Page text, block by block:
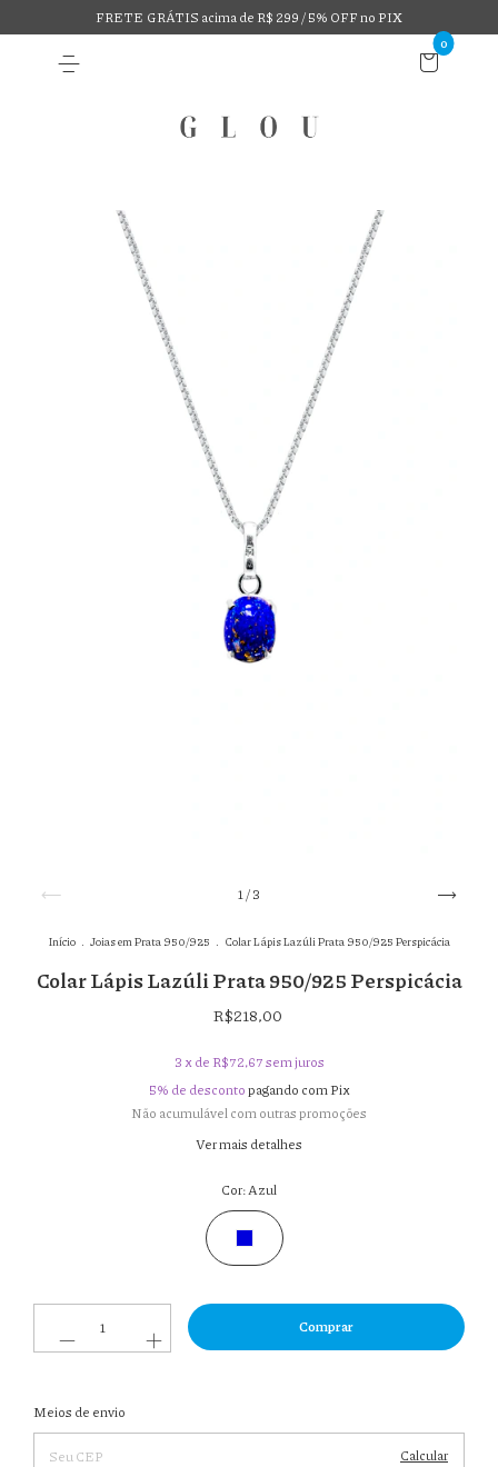
FRETE GRÁTIS acima de R$ 299 / 5% OFF no PIX
0
1/3
Início . Joias em Prata 950/925 . Colar Lápis Lazúli Prata 950/925 Perspicácia
Colar Lápis Lazúli Prata 950/925 Perspicácia
R$218,00
3 x de R$72,67sem juros
5% de descontopagando com Pix
Não acumulável com outras promoções
Ver mais detalhes
Cor:Azul
Entregas para o CEP:
CEP
Meios de envio
Calcular